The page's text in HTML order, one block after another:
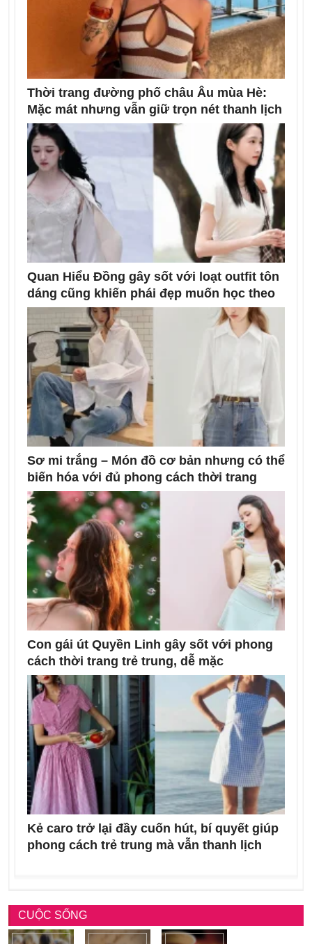
Thời trang đường phố châu Âu mùa Hè:
Mặc mát nhưng vẫn giữ trọn nét thanh lịch
Quan Hiểu Đồng gây sốt với loạt outfit tôn
dáng cũng khiến phái đẹp muốn học theo
Sơ mi trắng – Món đồ cơ bản nhưng có thể
biến hóa với đủ phong cách thời trang
Con gái út Quyền Linh gây sốt với phong
cách thời trang trẻ trung, dễ mặc
Kẻ caro trở lại đầy cuốn hút, bí quyết giúp
phong cách trẻ trung mà vẫn thanh lịch
CUỘC SỐNG